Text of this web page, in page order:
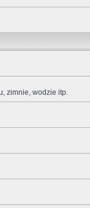
zimnie, wodzie itp.